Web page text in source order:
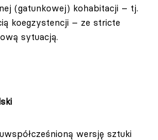
(gatunkowej) kohabitacji – tj.
koegzystencji – ze stricte
sytuacją.
wersję sztuki